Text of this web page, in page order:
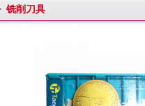
铣削刀具